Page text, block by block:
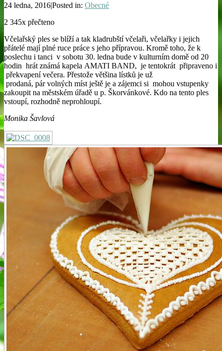
24 ledna, 2016|Posted in: Obecné
2 345x přečteno
Včelařský ples se blíží a tak kladrubští včelaři, včelařky i jejich
přátelé mají plné ruce práce s jeho přípravou. Kromě toho, že k
poslechu i tanci v sobotu 30. ledna bude v kulturním domě od 20
hodin hrát známá kapela AMATI BAND, je tentokrát připraveno i
překvapení večera. Přestože většina lístků je už
prodaná, pár volných míst ještě je a zájemci si mohou vstupenky
zakoupit na městském úřadě u p. Škorvánkové. Kdo na tento ples
vstoupí, rozhodně neprohloupí.
Monika Šavlová